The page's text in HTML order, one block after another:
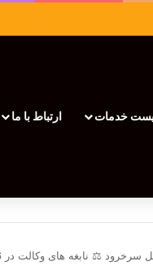
خدمات ارتباط با ما
سرخرود ⚖️ نابغه های وکالت در 2026